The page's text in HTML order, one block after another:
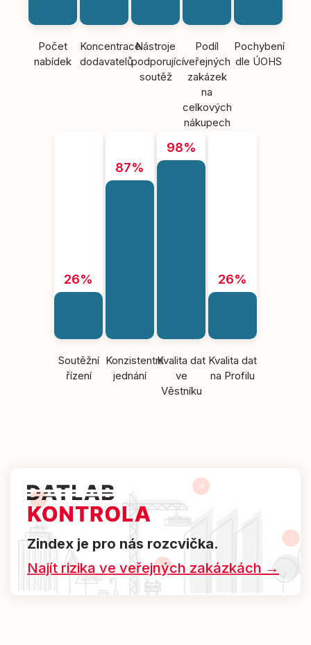
Počet
nabídek
Koncentrace
dodavatelů
Nástroje
podporující
soutěž
Podíl
veřejných
zakázek
na
celkových
nákupech
Pochybení
dle ÚOHS
26%
Soutěžní
řízení
87%
Konzistentní
jednání
98%
Kvalita dat
ve
Věstníku
26%
Kvalita dat
na Profilu
Zindex je pro nás rozcvička.
Najít rizika ve veřejných zakázkách →